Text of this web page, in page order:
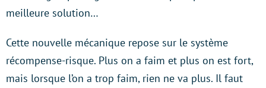
meilleure solution…
Cette nouvelle mécanique repose sur le système
récompense-risque. Plus on a faim et plus on est fort,
mais lorsque l’on a trop faim, rien ne va plus. Il faut